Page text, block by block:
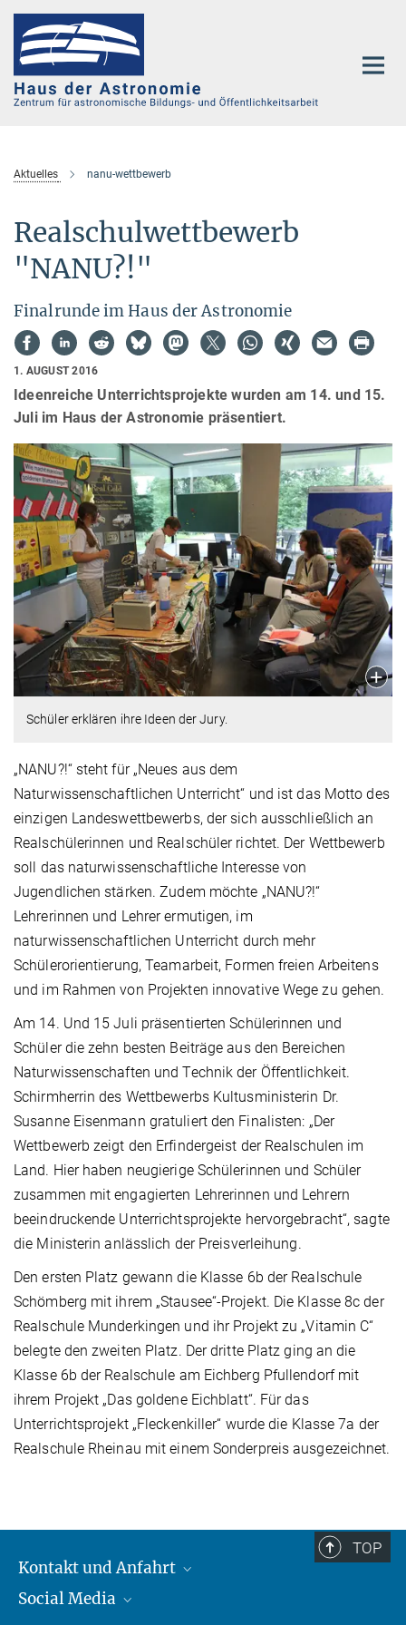
Hauptinhalt
Aktuelles nanu-wettbewerb
Realschulwettbewerb
"NANU?!"
Finalrunde im Haus der Astronomie
1. AUGUST 2016
Ideenreiche Unterrichtsprojekte wurden am 14. und 15.
Juli im Haus der Astronomie präsentiert.
Schüler erklären ihre Ideen der Jury.
„NANU?!“ steht für „Neues aus dem
Naturwissenschaftlichen Unterricht“ und ist das Motto des
einzigen Landeswettbewerbs, der sich ausschließlich an
Realschülerinnen und Realschüler richtet. Der Wettbewerb
soll das naturwissenschaftliche Interesse von
Jugendlichen stärken. Zudem möchte „NANU?!“
Lehrerinnen und Lehrer ermutigen, im
naturwissenschaftlichen Unterricht durch mehr
Schülerorientierung, Teamarbeit, Formen freien Arbeitens
und im Rahmen von Projekten innovative Wege zu gehen.
Am 14. Und 15 Juli präsentierten Schülerinnen und
Schüler die zehn besten Beiträge aus den Bereichen
Naturwissenschaften und Technik der Öffentlichkeit.
Schirmherrin des Wettbewerbs Kultusministerin Dr.
Susanne Eisenmann gratuliert den Finalisten: „Der
Wettbewerb zeigt den Erfindergeist der Realschulen im
Land. Hier haben neugierige Schülerinnen und Schüler
zusammen mit engagierten Lehrerinnen und Lehrern
beeindruckende Unterrichtsprojekte hervorgebracht“, sagte
die Ministerin anlässlich der Preisverleihung.
Den ersten Platz gewann die Klasse 6b der Realschule
Schömberg mit ihrem „Stausee“-Projekt. Die Klasse 8c der
Realschule Munderkingen und ihr Projekt zu „Vitamin C“
belegte den zweiten Platz. Der dritte Platz ging an die
Klasse 6b der Realschule am Eichberg Pfullendorf mit
ihrem Projekt „Das goldene Eichblatt“. Für das
Unterrichtsprojekt „Fleckenkiller“ wurde die Klasse 7a der
Realschule Rheinau mit einem Sonderpreis ausgezeichnet.
TOP
Kontakt und Anfahrt
Kontakt und Anfahrt
Social Media